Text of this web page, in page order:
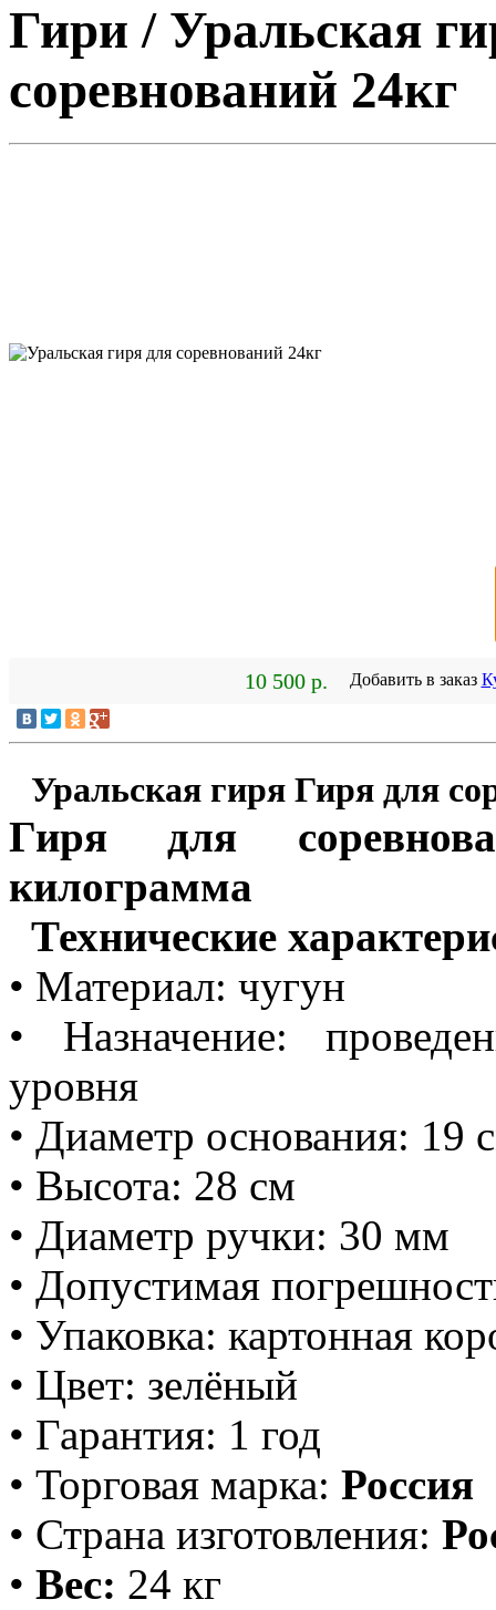
Гири / Уральская
соревнований 24кг
10 500 р. Добавить в заказ
Уральская гиря Гиря для
Гиря для
килограмма
Технические
• Материал: чугун
• Назначение:
уровня
• Диаметр основания: 19
• Высота: 28 см
• Диаметр ручки: 30 мм
• Допустимая
• Упаковка: картонная
• Цвет: зелёный
• Гарантия: 1 год
• Торговая марка: Россия
• Страна изготовления:
• Вес: 24 кг